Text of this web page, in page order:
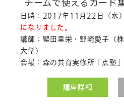
日時：2017年11月22日（水
になりました。
講師：堅田里栄・野崎愛子（
大学）
会場：森の共育実修所「点塾」
講座詳細